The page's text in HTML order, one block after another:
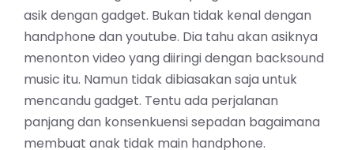
asik dengan gadget. Bukan tidak kenal dengan
handphone dan youtube. Dia tahu akan asiknya
menonton video yang diiringi dengan backsound
music itu. Namun tidak dibiasakan saja untuk
mencandu gadget. Tentu ada perjalanan
panjang dan konsenkuensi sepadan bagaimana
membuat anak tidak main handphone.